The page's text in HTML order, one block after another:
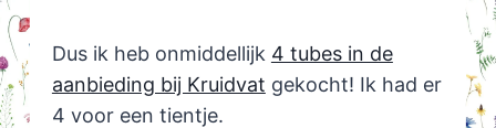
Dus ik heb onmiddellijk 4 tubes in de
aanbieding bij Kruidvat gekocht! Ik had er
4 voor een tientje.